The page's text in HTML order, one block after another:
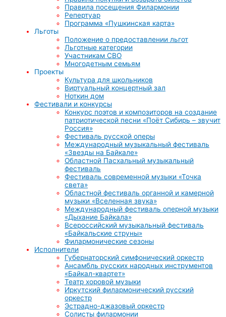
Правила посещения Филармонии
Репертуар
Программа «Пушкинская карта»
Льготы
Положение о предоставлении льгот
Льготные категории
Участникам СВО
Многодетным семьям
Проекты
Культура для школьников
Виртуальный концертный зал
Ноткин дом
Фестивали и конкурсы
Конкурс поэтов и композиторов на создание
патриотической песни «Поёт Сибирь – звучит
Россия»
Фестиваль русской оперы
Международный музыкальный фестиваль
«Звезды на Байкале»
Областной Пасхальный музыкальный
фестиваль
Фестиваль современной музыки «Точка
света»
Областной фестиваль органной и камерной
музыки «Вселенная звука»
Международный фестиваль оперной музыки
«Дыхание Байкала»
Всероссийский музыкальный фестиваль
«Байкальские струны»
Филармонические сезоны
Исполнители
Губернаторский симфонический оркестр
Ансамбль русских народных инструментов
«Байкал-квартет»
Театр хоровой музыки
Иркутский филармонический русский
оркестр
Эстрадно-джазовый оркестр
Солисты филармонии